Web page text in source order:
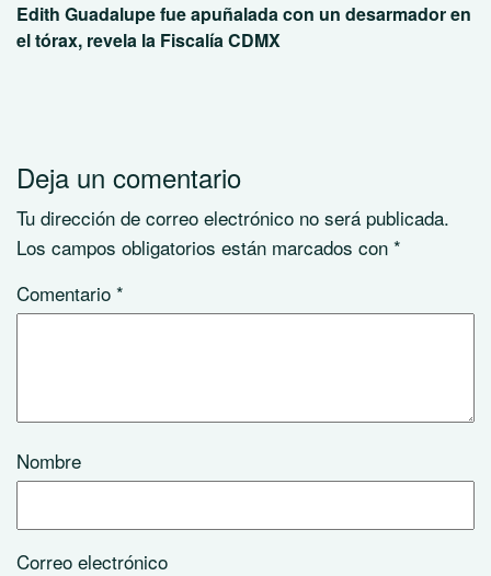
Edith Guadalupe fue apuñalada con un desarmador en
el tórax, revela la Fiscalía CDMX
Deja un comentario
Tu dirección de correo electrónico no será publicada.
Los campos obligatorios están marcados con *
Comentario *
Nombre
Correo electrónico